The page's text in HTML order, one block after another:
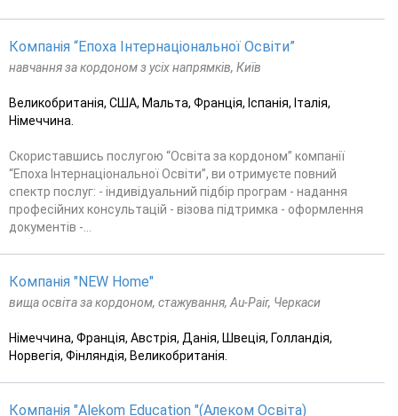
Компанія “Епоха Інтернаціональної Освіти”
навчання за кордоном з усіх напрямків, Київ
Великобританія, США, Мальта, Франція, Іспанія, Італія,
Німеччина.
Скориставшись послугою “Освіта за кордоном” компанії
“Епоха Інтернаціональної Освіти”, ви отримуєте повний
спектр послуг: - індивідуальний підбір програм - надання
професійних консультацій - візова підтримка - оформлення
документів -...
Компанія "NEW Home"
вища освіта за кордоном, стажування, Au-Pair, Черкаси
Німеччина, Франція, Австрія, Данія, Швеція, Голландія,
Норвегія, Фінляндія, Великобританія.
Компанія "Alekom Education "(Алеком Освіта)